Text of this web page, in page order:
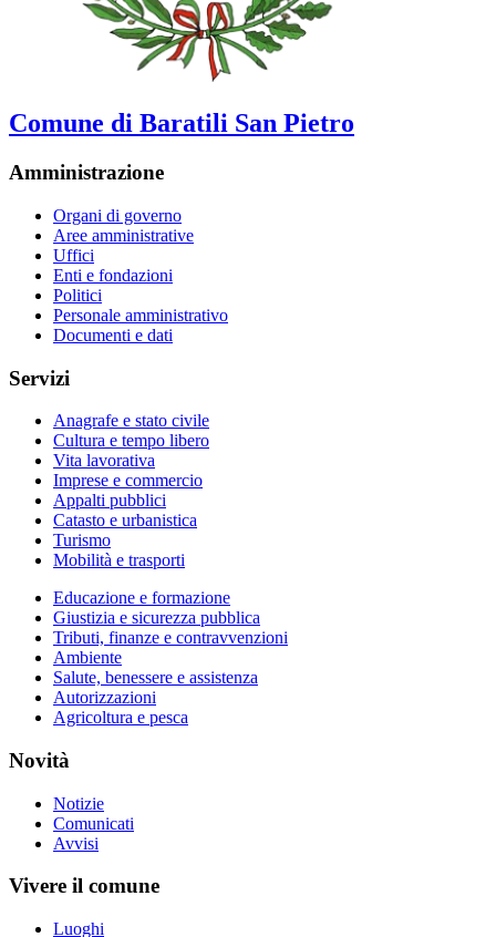
Comune di Baratili San Pietro
Amministrazione
Organi di governo
Aree amministrative
Uffici
Enti e fondazioni
Politici
Personale amministrativo
Documenti e dati
Servizi
Anagrafe e stato civile
Cultura e tempo libero
Vita lavorativa
Imprese e commercio
Appalti pubblici
Catasto e urbanistica
Turismo
Mobilità e trasporti
Educazione e formazione
Giustizia e sicurezza pubblica
Tributi, finanze e contravvenzioni
Ambiente
Salute, benessere e assistenza
Autorizzazioni
Agricoltura e pesca
Novità
Notizie
Comunicati
Avvisi
Vivere il comune
Luoghi